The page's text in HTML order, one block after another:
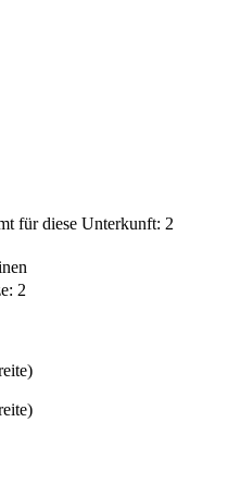
für diese Unterkunft: 2
2